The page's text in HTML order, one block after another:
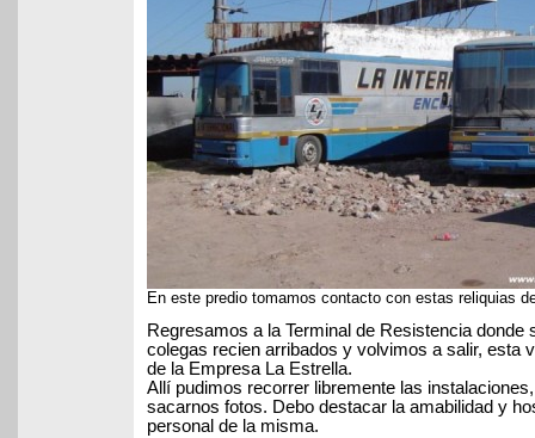
En este predio tomamos contacto con estas reliquias
Regresamos a la Terminal de Resistencia donde
colegas recien arribados y volvimos a salir, esta
de la Empresa La Estrella.
Allí pudimos recorrer libremente las
sacarnos fotos. Debo destacar la amabilidad y
personal de la misma.